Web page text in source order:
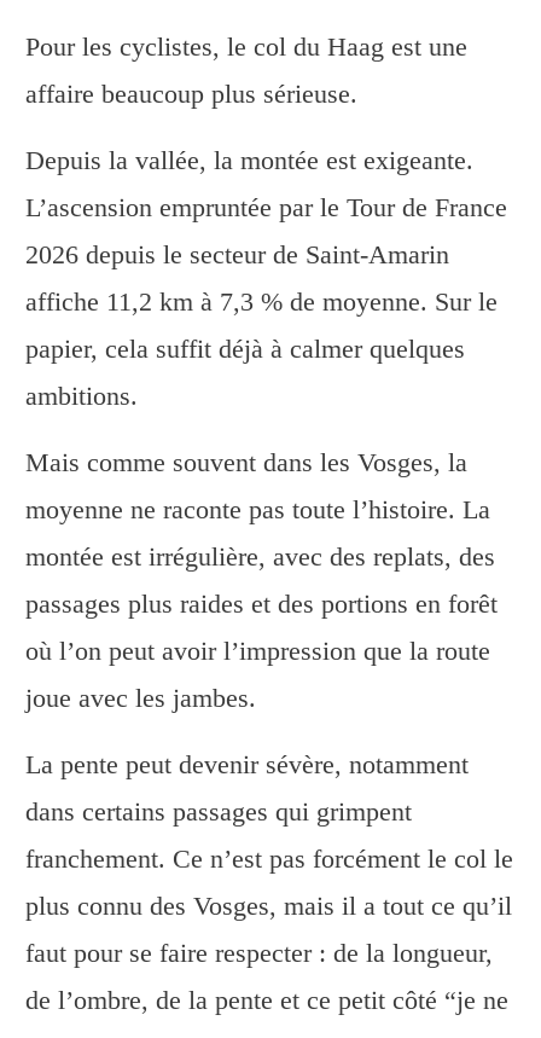
Pour les cyclistes, le col du Haag est une
affaire beaucoup plus sérieuse.
Depuis la vallée, la montée est exigeante.
L’ascension empruntée par le Tour de France
2026 depuis le secteur de Saint-Amarin
affiche 11,2 km à 7,3 % de moyenne. Sur le
papier, cela suffit déjà à calmer quelques
ambitions.
Mais comme souvent dans les Vosges, la
moyenne ne raconte pas toute l’histoire. La
montée est irrégulière, avec des replats, des
passages plus raides et des portions en forêt
où l’on peut avoir l’impression que la route
joue avec les jambes.
La pente peut devenir sévère, notamment
dans certains passages qui grimpent
franchement. Ce n’est pas forcément le col le
plus connu des Vosges, mais il a tout ce qu’il
faut pour se faire respecter : de la longueur,
de l’ombre, de la pente et ce petit côté “je ne